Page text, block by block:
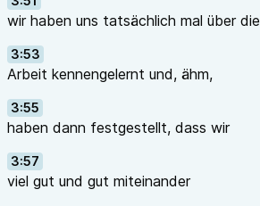
wir haben uns tatsächlich mal über die
3:53
Arbeit kennengelernt und, ähm,
3:55
haben dann festgestellt, dass wir
3:57
viel gut und gut miteinander